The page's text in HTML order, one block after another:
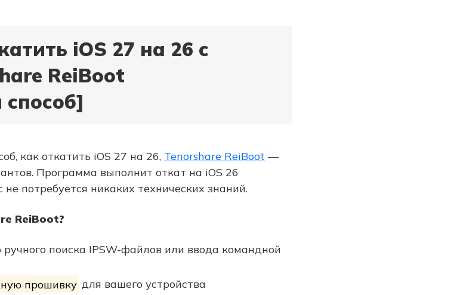
iOS 27 на 26 с
ReiBoot
как откатить iOS 27 на 26, Tenorshare ReiBoot —
Программа выполнит откат на iOS 26
потребуется никаких технических знаний.
ReiBoot?
поиска IPSW-файлов или ввода командной
прошивку для вашего устройства